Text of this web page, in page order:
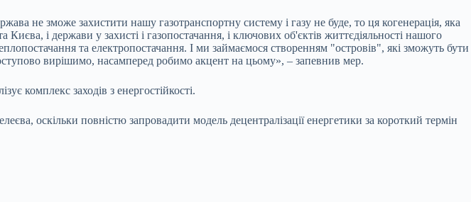
не зможе захистити нашу газотранспортну систему і газу не буде, то ця когенерація, яка
Києва, і держави у захисті і газопостачання, і ключових об'єктів життєдіяльності нашого
та електропостачання. І ми займаємося створенням "островів", які зможуть бути
вирішимо, насамперед робимо акцент на цьому», – запевнив мер.
комплекс заходів з енергостійкості.
оскільки повністю запровадити модель децентралізації енергетики за короткий термін